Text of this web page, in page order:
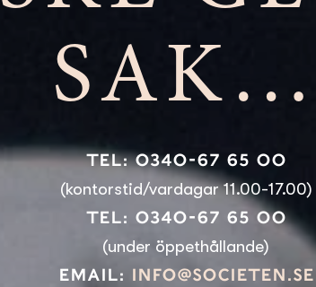
SAK…
Tel: 0340-67 65 00
(kontorstid/vardagar 11.00-17.00)
Tel: 0340-67 65 00
(under öppethållande)
Email: info@societen.se